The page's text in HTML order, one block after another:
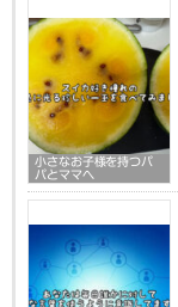
小さなお子様を持つパ
パとママへ